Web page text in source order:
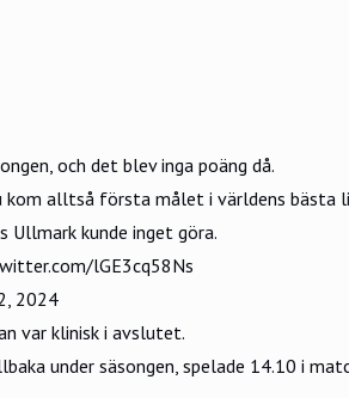
och det blev inga poäng då.
kom alltså första målet i världens
kunde inget göra.
lGE3cq58Ns
2024
var klinisk i avslutet.
under säsongen, spelade 14.10 i